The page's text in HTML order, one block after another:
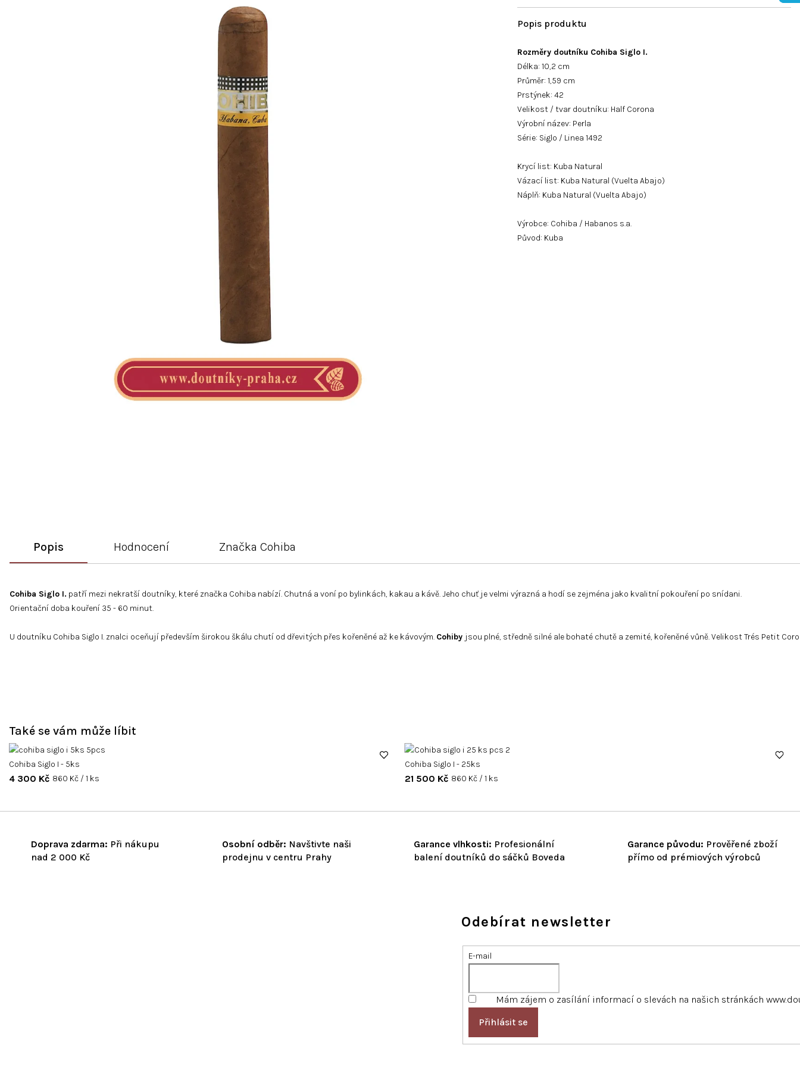
Rozměry doutníku Cohiba Siglo I.
Délka: 10,2 cm
Průměr: 1,59 cm
Prstýnek: 42
Velikost / tvar doutníku: Half Corona
Výrobní název: Perla
Série: Siglo / Linea 1492
Krycí list: Kuba Natural
Vázací list: Kuba Natural (Vuelta Abajo)
Náplň: Kuba Natural (Vuelta Abajo)
Výrobce: Cohiba / Habanos s.a.
Původ: Kuba
Doprava zdarma: Při nákupu
nad 2 000 Kč
Osobní odběr: Navštivte naši
prodejnu v centru Prahy
Garance vlhkosti: Profesionální
balení doutníků do sáčků Boveda
Garance původu: Prověřené zboží
přímo od prémiových výrobců
Popis Hodnocení Značka Cohiba
Cohiba Siglo I. patří mezi nekratší doutníky, které značka Cohiba nabízí. Chutná a voní po bylinkách, kakau a kávě. Jeho chuť je velmi výrazná a hodí se zejména jako kvalitní pokouření po snídani.
Orientační doba kouření 35 - 60 minut.
U doutníku Cohiba Siglo I. znalci oceňují především širokou škálu chutí od dřevitých přes kořeněné až ke kávovým. Cohiby jsou plné, středně silné ale bohaté chutě a zemité, kořeněné vůně. Velikost Trés Petit
Také se vám může líbit
Cohiba Siglo I - 5ks
4 300 Kč Měrná
860 Kč / 1 ks
Cohiba Siglo I - 25ks
21 500 Kč Měrná
860 Kč / 1 ks
Odebírat newsletter
E-mail
Mám zájem o zasílání informací o slevách na našich stránkách
Přihlásit se